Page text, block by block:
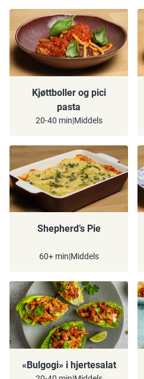
Kjøttboller og pici
pasta
20-40 min|Middels
Shepherd’s Pie
60+ min|Middels
«Bulgogi» i hjertesalat